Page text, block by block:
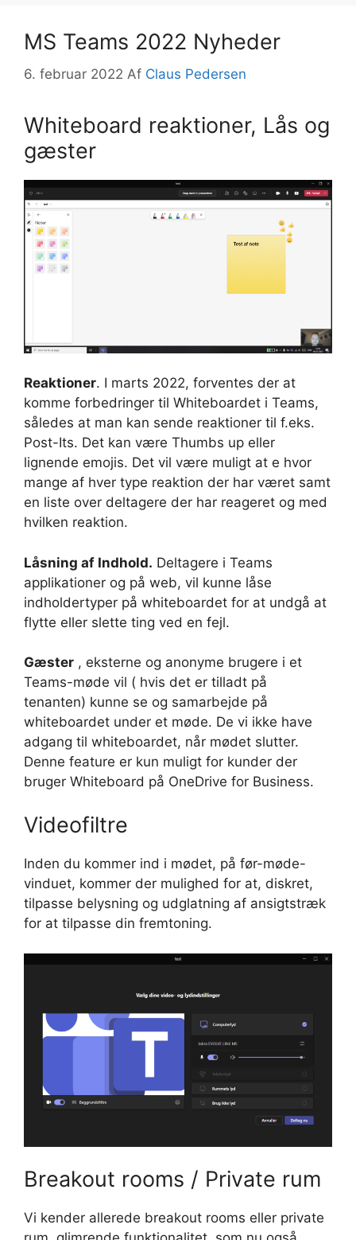
MS Teams 2022 Nyheder
6. februar 2022 Af Claus Pedersen
Whiteboard reaktioner, Lås og
gæster
Reaktioner. I marts 2022, forventes der at
komme forbedringer til Whiteboardet i Teams,
således at man kan sende reaktioner til f.eks.
Post-Its. Det kan være Thumbs up eller
lignende emojis. Det vil være muligt at e hvor
mange af hver type reaktion der har været samt
en liste over deltagere der har reageret og med
hvilken reaktion.
Låsning af Indhold. Deltagere i Teams
applikationer og på web, vil kunne låse
indholdertyper på whiteboardet for at undgå at
flytte eller slette ting ved en fejl.
Gæster , eksterne og anonyme brugere i et
Teams-møde vil ( hvis det er tilladt på
tenanten) kunne se og samarbejde på
whiteboardet under et møde. De vi ikke have
adgang til whiteboardet, når mødet slutter.
Denne feature er kun muligt for kunder der
bruger Whiteboard på OneDrive for Business.
Videofiltre
Inden du kommer ind i mødet, på før-møde-
vinduet, kommer der mulighed for at, diskret,
tilpasse belysning og udglatning af ansigtstræk
for at tilpasse din fremtoning.
Breakout rooms / Private rum
Vi kender allerede breakout rooms eller private